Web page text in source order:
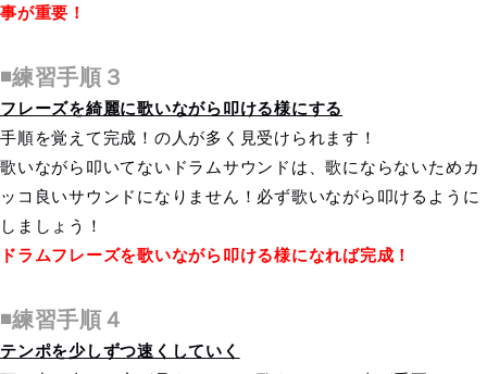
事が重要！
◾️練習手順３
フレーズを綺麗に歌いながら叩ける様にする
手順を覚えて完成！の人が多く見受けられます！
歌いながら叩いてないドラムサウンドは、歌にならないためカ
ッコ良いサウンドになりません！必ず歌いながら叩けるように
しましょう！
ドラムフレーズを歌いながら叩ける様になれば完成！
◾️練習手順４
テンポを少しずつ速くしていく